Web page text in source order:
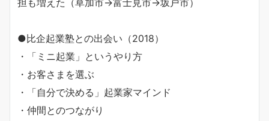
●比企起業塾との出会い（2018）
・「ミニ起業」というやり方
・お客さまを選ぶ
・「自分で決める」起業家マインド
・仲間とのつながり